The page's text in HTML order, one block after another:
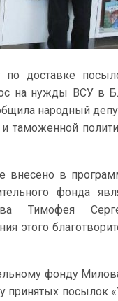
по доставке
на нужды ВСУ в
народный
таможенной
внесено в
фонда
Тимофея
этого
фонду
принятых посылок